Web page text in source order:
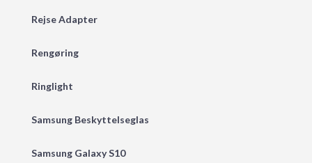
Rejse Adapter
Rengøring
Ringlight
Samsung Beskyttelseglas
Samsung Galaxy S10